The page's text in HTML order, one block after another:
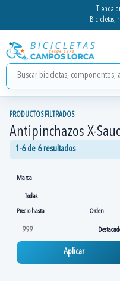
Tienda
Bicicletas,
PRODUCTOS FILTRADOS
Antipinchazos X-
1-6 de 6 resultados
Marca
Precio hasta Orden
Aplicar